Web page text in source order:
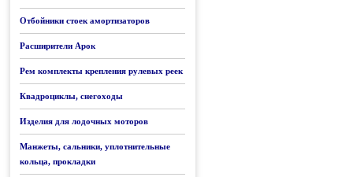
Отбойники стоек амортизаторов
Расширители Арок
Рем комплекты крепления рулевых реек
Квадроциклы, снегоходы
Изделия для лодочных моторов
Манжеты, сальники, уплотнительные
кольца, прокладки